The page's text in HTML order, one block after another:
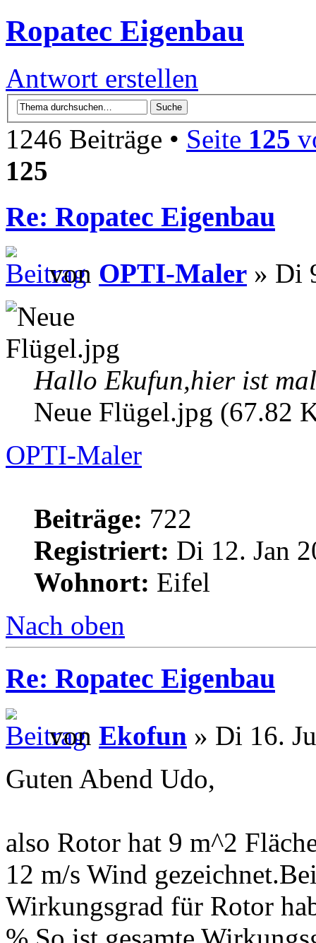
Ropatec Eigenbau
Antwort erstellen
1246 Beiträge • Seite 125
125
Re: Ropatec Eigenbau
von OPTI-Maler » Di
Hallo Ekufun,hier ist
Neue Flügel.jpg (67.82
OPTI-Maler
Beiträge: 722
Registriert: Di 12. Jan
Wohnort: Eifel
Nach oben
Re: Ropatec Eigenbau
von Ekofun » Di 16.
Guten Abend Udo,
also Rotor hat 9 m^2
12 m/s Wind
Wirkungsgrad für Rotor